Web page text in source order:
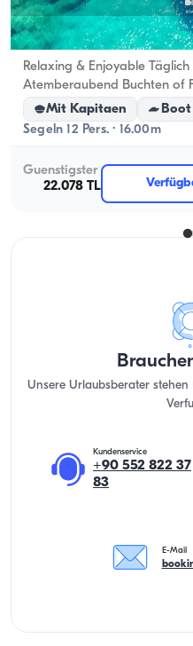
Fethiye, Muğla
Relaxing & Enjoyable
Atemberaubend Buchten of
Mit Kapitaen
Boot
Segeln 12 Pers. · 16.00m
Guenstigster
22.078 TL
Unsere Urlaubsberater
Kundenservice
+90 552 822 37
83
E-Mail